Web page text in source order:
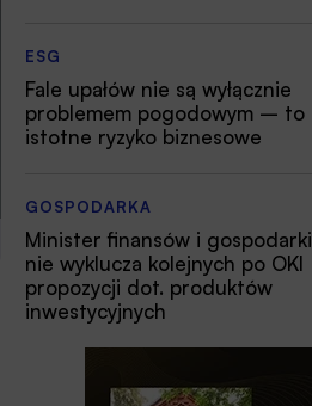
ESG
Fale upałów nie są wyłącznie
problemem pogodowym – to
istotne ryzyko biznesowe
GOSPODARKA
Minister finansów i gospodarki
nie wyklucza kolejnych po OKI
propozycji dot. produktów
inwestycyjnych